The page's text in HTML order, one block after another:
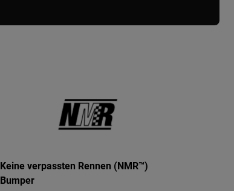
Keine verpassten Rennen (NMR™)
Bumper